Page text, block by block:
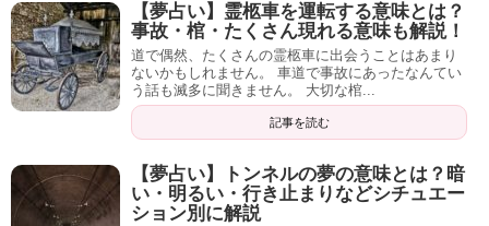
【夢占い】霊柩車を運転する意味とは？
事故・棺・たくさん現れる意味も解説！
道で偶然、たくさんの霊柩車に出会うことはあまり
ないかもしれません。 車道で事故にあったなんてい
う話も滅多に聞きません。 大切な棺...
記事を読む
【夢占い】トンネルの夢の意味とは？暗
い・明るい・行き止まりなどシチュエー
ション別に解説